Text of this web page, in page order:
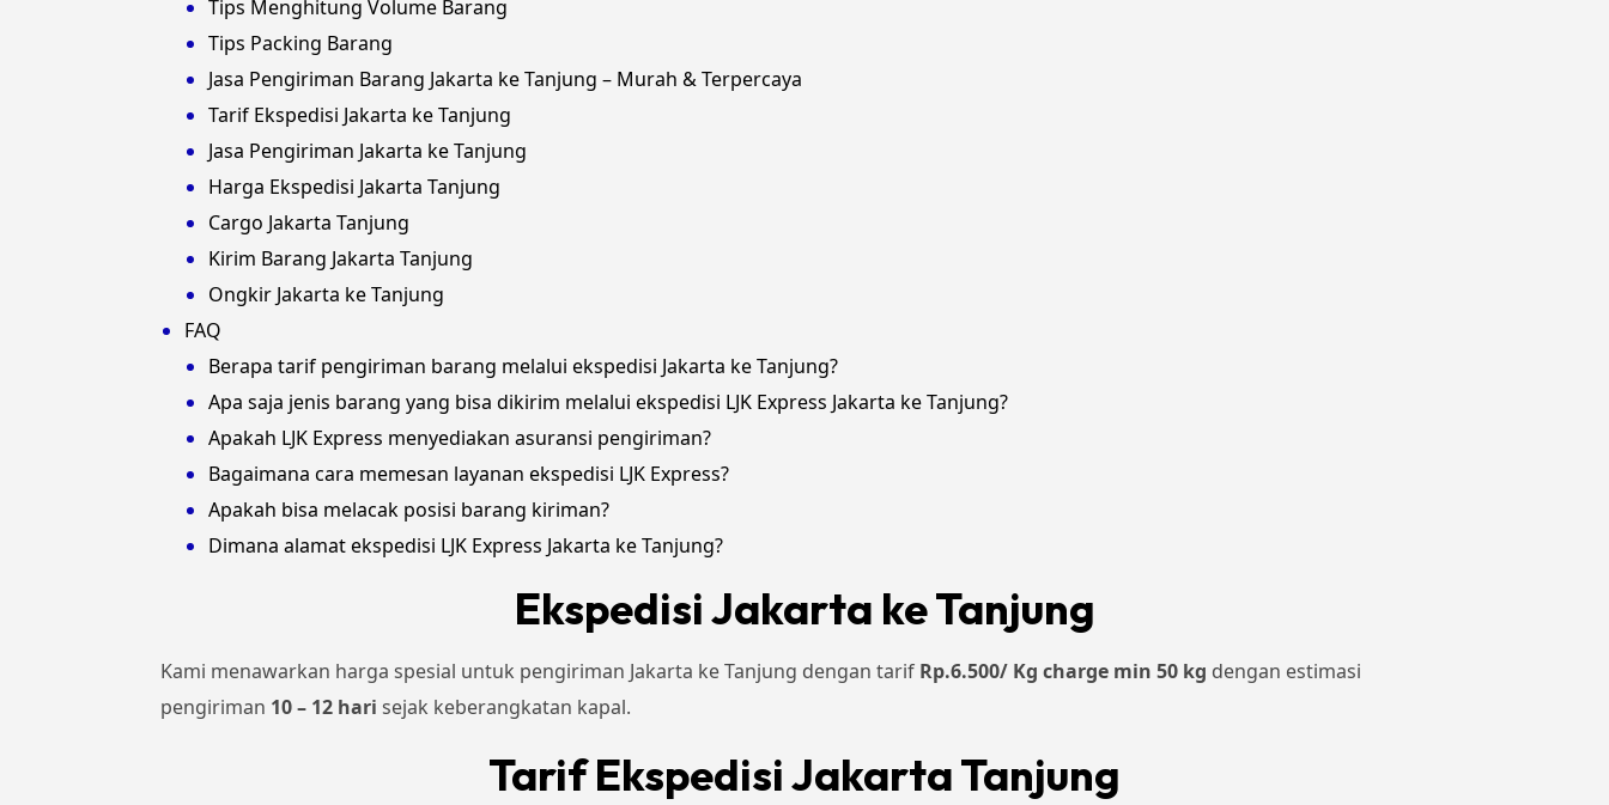
Tips Menghitung Volume Barang
Tips Packing Barang
Jasa Pengiriman Barang Jakarta ke Tanjung – Murah & Terpercaya
Tarif Ekspedisi Jakarta ke Tanjung
Jasa Pengiriman Jakarta ke Tanjung
Harga Ekspedisi Jakarta Tanjung
Cargo Jakarta Tanjung
Kirim Barang Jakarta Tanjung
Ongkir Jakarta ke Tanjung
FAQ
Berapa tarif pengiriman barang melalui ekspedisi Jakarta ke Tanjung?
Apa saja jenis barang yang bisa dikirim melalui ekspedisi LJK Express Jakarta ke Tanjung?
Apakah LJK Express menyediakan asuransi pengiriman?
Bagaimana cara memesan layanan ekspedisi LJK Express?
Apakah bisa melacak posisi barang kiriman?
Dimana alamat ekspedisi LJK Express Jakarta ke Tanjung?
Ekspedisi Jakarta ke Tanjung
Kami menawarkan harga spesial untuk pengiriman Jakarta ke Tanjung dengan tarif Rp.6.500/ Kg charge min 50 kg dengan estimasi
pengiriman 10 – 12 hari sejak keberangkatan kapal.
Tarif Ekspedisi Jakarta Tanjung